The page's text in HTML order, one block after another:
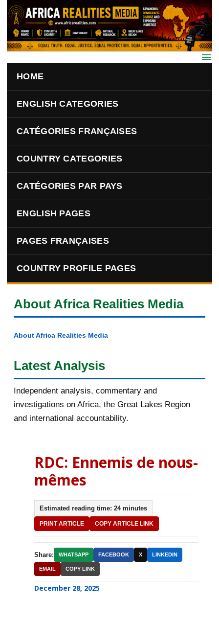
Skip to main content
HOME
ENGLISH CATEGORIES
CATÉGORIES FRANÇAISES
COUNTRY CATEGORIES
CATÉGORIES PAR PAYS
ENGLISH PAGES
PAGES FRANÇAISES
COUNTRY PROFILE PAGES
About Africa Realities Media
About Africa Realities Media
Latest Analysis
Independent analysis, commentary and
investigations on Africa, the Great Lakes Region
and international accountability.
RDC: Ennemis de nous-
mêmes
Estimated reading time: 24 minutes
PRINT ARTICLE COPY ARTICLE LINK
Share: WHATSAPP FACEBOOK X LINKEDIN
EMAIL COPY LINK
December 28, 2025